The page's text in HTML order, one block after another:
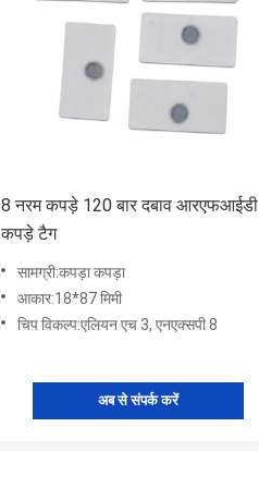
8 नरम कपड़े 120 बार दबाव आरएफआईडी
कपड़े टैग
सामग्री:कपड़ा कपड़ा
आकार:18*87 मिमी
चिप विकल्प:एलियन एच 3, एनएक्सपी 8
अब से संपर्क करें